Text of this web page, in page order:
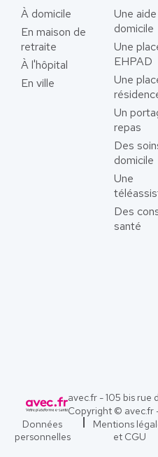
À domicile
En maison de
retraite
À l'hôpital
En ville
Une
domicile
Une
EHPAD
Une
Un
repas
Des
domicile
Une
Des
santé
avec.fr - 105 bis rue
Copyright © avec.fr
Données
personnelles
Mentions
et CGU